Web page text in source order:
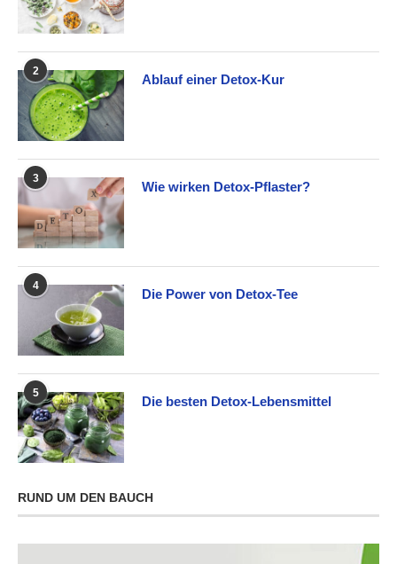
2
Ablauf einer Detox-Kur
3
Wie wirken Detox-Pflaster?
4
Die Power von Detox-Tee
5
Die besten Detox-Lebensmittel
RUND UM DEN BAUCH